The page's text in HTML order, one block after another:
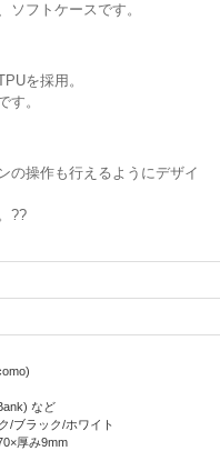
ソフトケースです。
を採用。
す。
の操作も行えるようにデザイ
??
など
/ブラック/ホワイト
厚み9mm